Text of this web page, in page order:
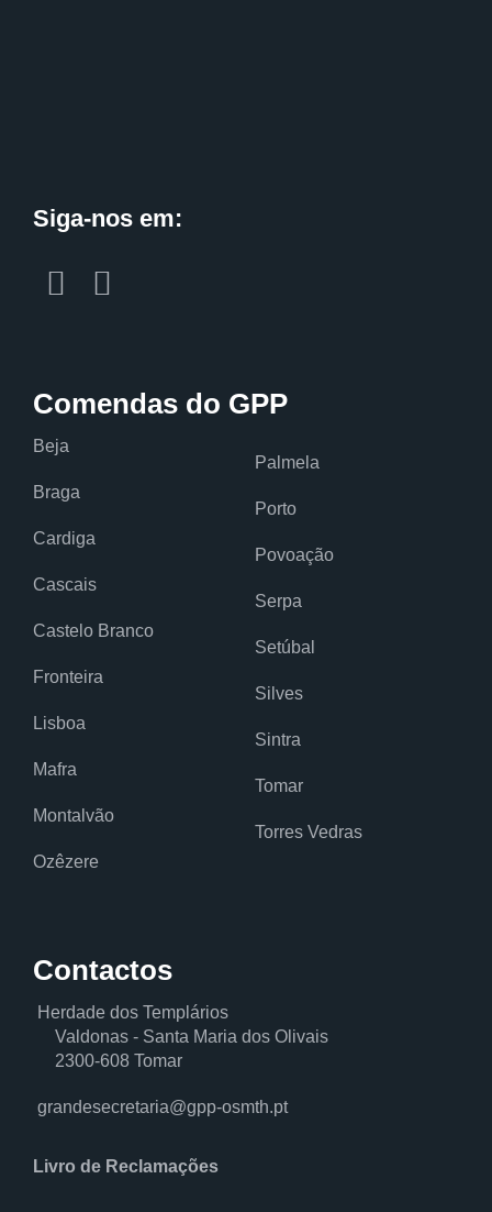
Siga-nos em:
Comendas do GPP
Beja
Braga
Cardiga
Cascais
Castelo Branco
Fronteira
Lisboa
Mafra
Montalvão
Ozêzere
Palmela
Porto
Povoação
Serpa
Setúbal
Silves
Sintra
Tomar
Torres Vedras
Contactos
Herdade dos Templários
Valdonas - Santa Maria dos Olivais
2300-608 Tomar
grandesecretaria@gpp-osmth.pt
Livro de Reclamações